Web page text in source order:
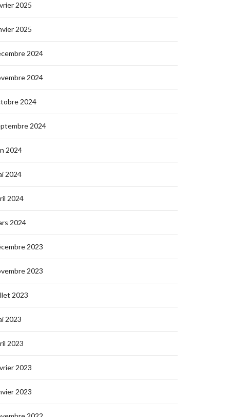
2025
2025
2024
2024
2024
2024
2024
2024
2024
2024
2023
2023
2023
2023
2023
2023
2023